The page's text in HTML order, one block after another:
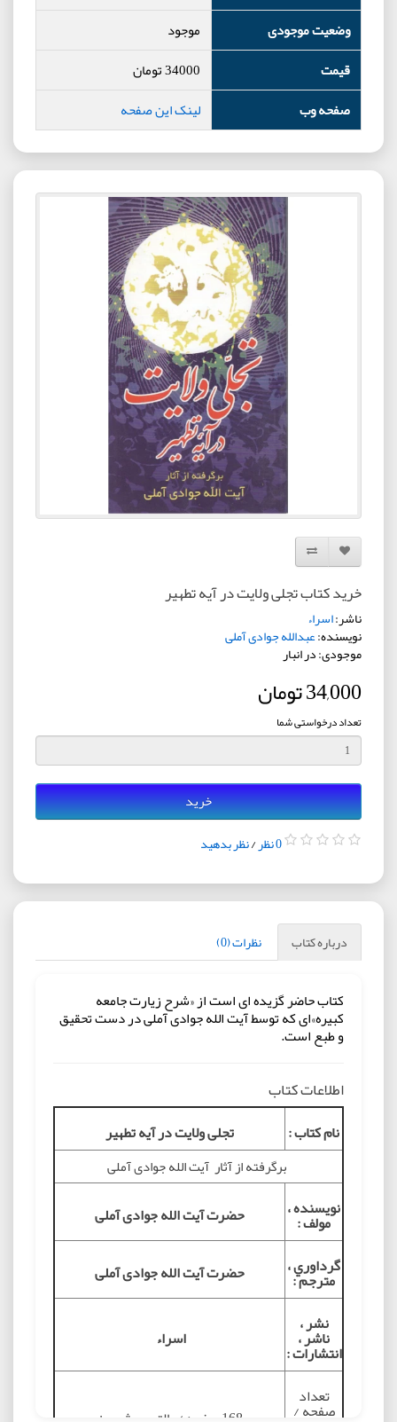
وضعیت موجودی
موجود
قیمت
34000تومان
صفحه وب
لینک این صفحه
افزودن به لیست دلخواه
مقایسه این محصول
خرید کتاب تجلی ولایت در آیه تطهیر
ناشر:اسراء
نویسنده:عبدالله جوادی آملی
موجودی: در انبار
34,000 تومان
تعداد درخواستی شما
خرید
0 نظر /نظر بدهید
درباره کتاب نظرات (0)
کتاب حاضر گزیده ای است از «شرح زیارت جامعه
کبیره»ای که توسط آیت الله جوادی آملی در دست تحقیق
و طبع است.
اطلاعات کتاب
نام کتاب : تجلی ولایت در آیه تطهیر
برگرفته از آثار آیت الله جوادی آملی
نويسنده ،
مولف :
حضرت آیت الله جوادی آملی
گرداوري ،
مترجم :
حضرت آیت الله جوادی آملی
نشر ،
ناشر ،
انتشارات :
اسراء
تعداد
صفحه /